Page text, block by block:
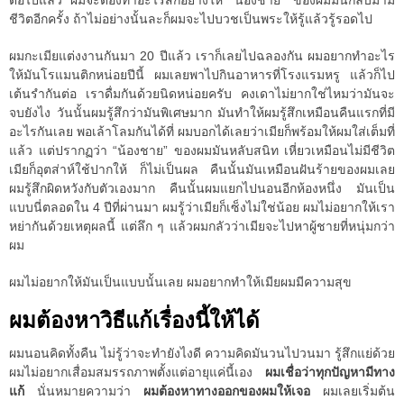
ชีวิตอีกครั้ง ถ้าไม่อย่างนั้นละก็ผมจะไปบวชเป็นพระให้รู้แล้วรู้รอดไป
ผมกะเมียแต่งงานกันมา 20 ปีแล้ว เราก็เลยไปฉลองกัน ผมอยากทำอะไร
ให้มันโรแมนติกหน่อยปีนี้ ผมเลยพาไปกินอาหารที่โรงแรมหรู แล้วก็ไป
เต้นรำกันต่อ เราดื่มกันด้วยนิดหน่อยครับ คงเดาไม่ยากใช่ไหมว่ามันจะ
จบยังไง วันนั้นผมรู้สึกว่ามันพิเศษมาก มันทำให้ผมรู้สึกเหมือนคืนแรกที่มี
อะไรกันเลย พอเล้าโลมกันได้ที่ ผมบอกได้เลยว่าเมียก็พร้อมให้ผมใส่เต็มที่
แล้ว แต่ปรากฏว่า “น้องชาย” ของผมมันหลับสนิท เหี่ยวเหมือนไม่มีชีวิต
เมียก็อุตส่าห์ใช้ปากให้ ก็ไม่เป็นผล คืนนั้นมันเหมือนฝันร้ายของผมเลย
ผมรู้สึกผิดหวังกับตัวเองมาก คืนนั้นผมแยกไปนอนอีกห้องหนึ่ง มันเป็น
แบบนี่ตลอดใน 4 ปีที่ผ่านมา ผมรู้ว่าเมียก็เซ็งไม่ใช่น้อย ผมไม่อยากให้เรา
หย่ากันด้วยเหตุผลนี้ แต่ลึก ๆ แล้วผมกลัวว่าเมียจะไปหาผู้ชายที่หนุ่มกว่า
ผม
ผมไม่อยากให้มันเป็นแบบนั้นเลย ผมอยากทำให้เมียผมมีความสุข
ผมต้องหาวิธีแก้เรื่องนี้ให้ได้
ผมนอนคิดทั้งคืน ไม่รู้ว่าจะทำยังไงดี ความคิดมันวนไปวนมา รู้สึกแย่ด้วย
ผมไม่อยากเสื่อมสมรรถภาพตั้งแต่อายุแค่นี้เอง ผมเชื่อว่าทุกปัญหามีทาง
แก้ นั่นหมายความว่า ผมต้องหาทางออกของผมให้เจอ ผมเลยเริ่มต้น